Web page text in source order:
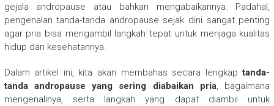
gejala andropause atau bahkan mengabaikannya. Padahal,
pengenalan tanda-tanda andropause sejak dini sangat penting
agar pria bisa mengambil langkah tepat untuk menjaga kualitas
hidup dan kesehatannya.
Dalam artikel ini, kita akan membahas secara lengkaptanda-
tanda andropause yang sering diabaikan pria , bagaimana
mengenalinya, serta langkah yang dapat diambil untuk